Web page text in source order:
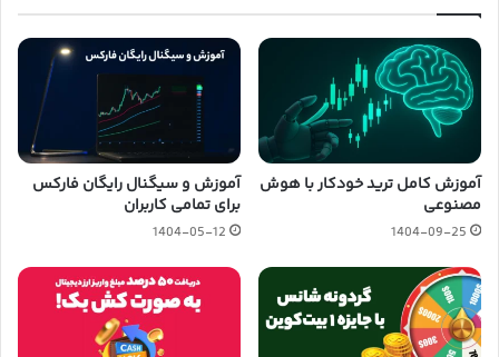
آموزش کامل ترید خودکار با هوش
مصنوعی
1404-09-25
آموزش و سیگنال رایگان فارکس
برای تمامی کاربران
1404-05-12